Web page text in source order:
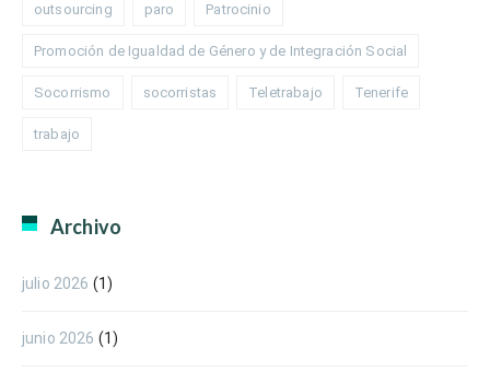
outsourcing paro Patrocinio
Promoción de Igualdad de Género y de Integración Social
Socorrismo socorristas Teletrabajo Tenerife
trabajo
Archivo
julio 2026 (1)
junio 2026 (1)